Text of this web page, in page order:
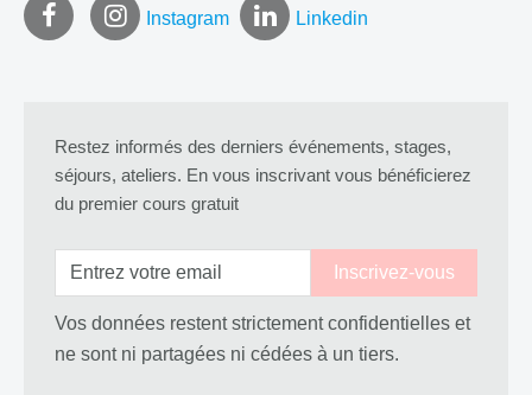
Instagram Linkedin
Restez informés des derniers événements, stages,
séjours, ateliers. En vous inscrivant vous bénéficierez
du premier cours gratuit
Vos données restent strictement confidentielles et
ne sont ni partagées ni cédées à un tiers.